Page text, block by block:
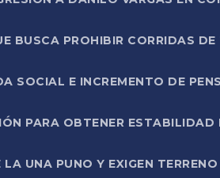
BUSCA PROHIBIR CORRIDAS
SOCIAL E INCREMENTO DE
PARA OBTENER ESTABILIDAD
UNA PUNO Y EXIGEN